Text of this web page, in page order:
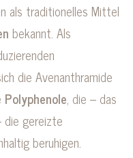
als traditionelles Mittel
bekannt. Als
die Avenanthramide
Polyphenole, die – das
die gereizte
beruhigen.